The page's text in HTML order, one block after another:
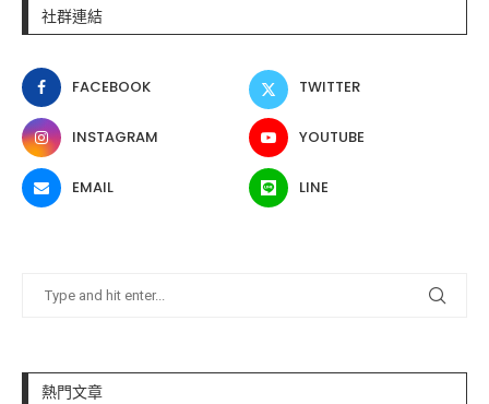
社群連結
FACEBOOK TWITTER
INSTAGRAM YOUTUBE
EMAIL LINE
熱門文章